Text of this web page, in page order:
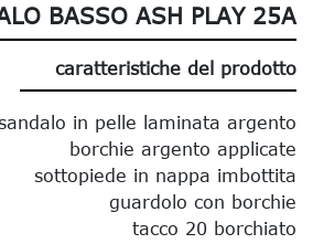
BASSO ASH PLAY 25A
caratteristiche del prodotto
in pelle laminata argento
borchie argento applicate
sottopiede in nappa imbottita
guardolo con borchie
tacco 20 borchiato